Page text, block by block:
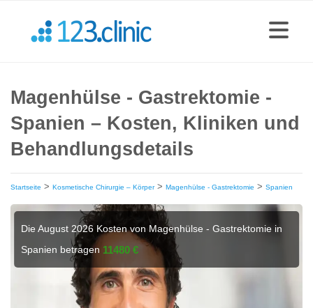
Magenhülse - Gastrektomie -
Spanien – Kosten, Kliniken und
Behandlungsdetails
Startseite > Kosmetische Chirurgie – Körper> Magenhülse - Gastrektomie > Spanien
Die August 2026 Kosten von Magenhülse - Gastrektomie in
Spanien betragen 11480 €